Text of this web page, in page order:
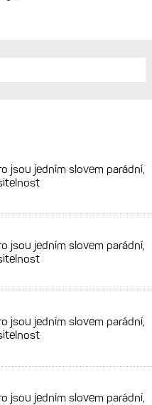
jsou jedním slovem parádní,
jsou jedním slovem parádní,
jsou jedním slovem parádní,
jsou jedním slovem parádní,